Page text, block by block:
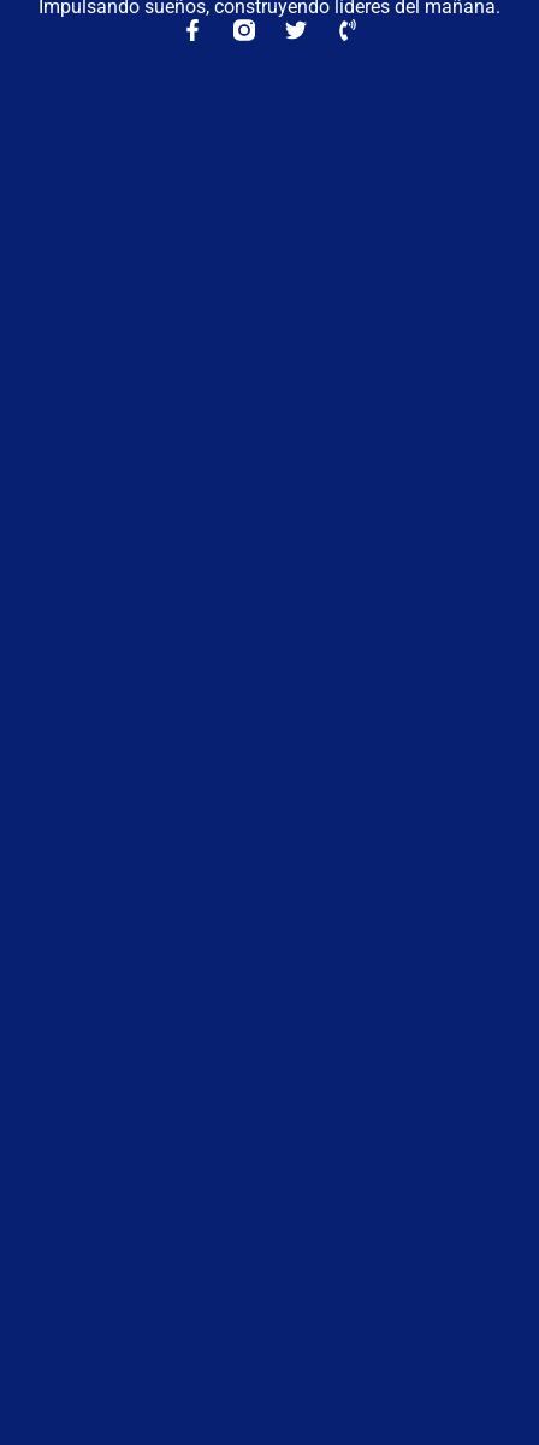
Impulsando sueños, construyendo líderes del mañana.